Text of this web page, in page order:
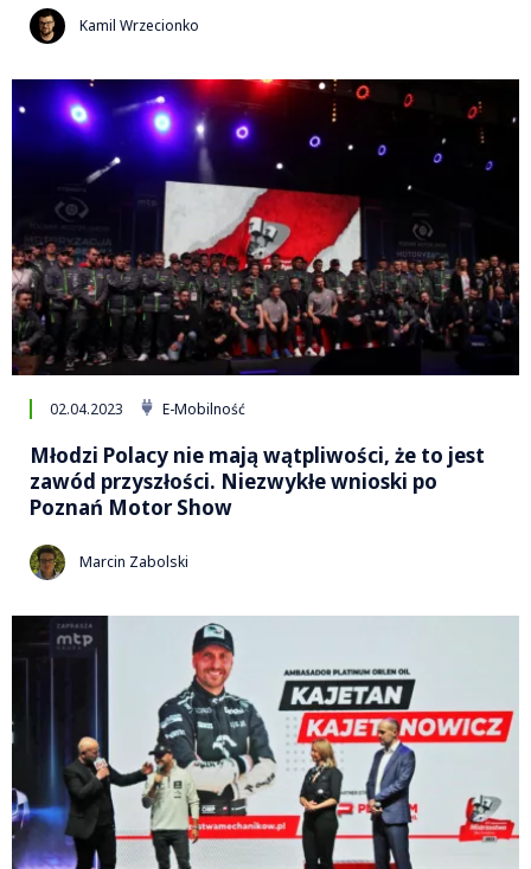
Kamil Wrzecionko
02.04.2023 E-Mobilność
Młodzi Polacy nie mają wątpliwości, że to jest
zawód przyszłości. Niezwykłe wnioski po
Poznań Motor Show
Marcin Zabolski